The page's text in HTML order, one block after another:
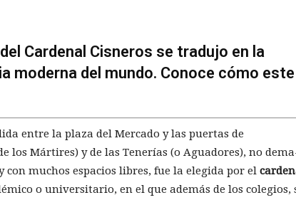
Cardenal Cisneros se tradujo en la
moderna del mundo. Conoce cómo este
entre la plaza del Mercado y las puertas de
los Mártires) y de las Tenerías (o Aguadores), no
con muchos espacios libres, fue la elegida por el
o universitario, en el que además de los co­legios,